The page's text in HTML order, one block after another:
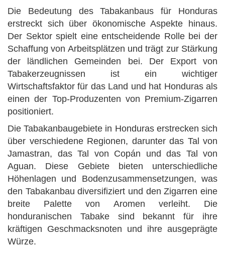
Die Bedeutung des Tabakanbaus für Honduras
erstreckt sich über ökonomische Aspekte hinaus.
Der Sektor spielt eine entscheidende Rolle bei der
Schaffung von Arbeitsplätzen und trägt zur Stärkung
der ländlichen Gemeinden bei. Der Export von
Tabakerzeugnissen ist ein wichtiger
Wirtschaftsfaktor für das Land und hat Honduras als
einen der Top-Produzenten von Premium-Zigarren
positioniert.
Die Tabakanbaugebiete in Honduras erstrecken sich
über verschiedene Regionen, darunter das Tal von
Jamastran, das Tal von Copán und das Tal von
Aguan. Diese Gebiete bieten unterschiedliche
Höhenlagen und Bodenzusammensetzungen, was
den Tabakanbau diversifiziert und den Zigarren eine
breite Palette von Aromen verleiht. Die
honduranischen Tabake sind bekannt für ihre
kräftigen Geschmacksnoten und ihre ausgeprägte
Würze.